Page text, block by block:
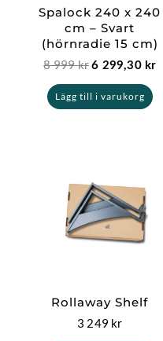
Spalock 240 x 240
cm – Svart
(hörnradie 15 cm)
8 999kr 6 299,30 kr
Lägg till i varukorg
Rollaway Shelf
3 249 kr